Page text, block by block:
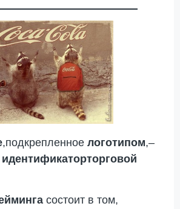
,подкрепленное логотипом,–
идентификаторторговой
состоит в том,